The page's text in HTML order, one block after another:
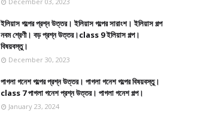
ইলিয়াস গল্পের প্রশ্ন উত্তর। ইলিয়াস গল্পের সারাংশ। ইলিয়াস গল্প
নবম শ্রেণী। বড় প্রশ্ন উত্তর।class 9 ইলিয়াস গল্প।
বিষয়বস্তু।
December 30, 2023
পাগলা গনেশ গল্পের প্রশ্ন উত্তর। পাগলা গনেশ গল্পের বিষয়বস্তু।
class 7 পাগলা গনেশ প্রশ্ন উত্তর। পাগলা গনেশ গল্প।
January 23, 2024